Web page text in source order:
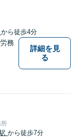
が
ご
から徒歩4分
務
詳細を見
る
から徒歩7分